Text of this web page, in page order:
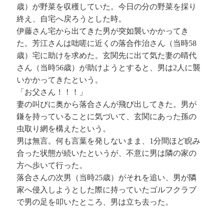
歳）が野菜を収穫していた。今日の分の野菜を採り
終え、自宅へ戻ろうとした時。
伊藤さん宅から出てきた男が突如襲いかかってき
た。芳江さんは咄嗟に近くの落合作治さん（当時58
歳）宅に助けを求めた。玄関先に出て気た妻の晴代
さん（当時56歳）が助けようとすると、男は2人に襲
いかかってきたという。
「お父さん！！！」
妻の叫びに奥から落合さんが飛び出してきた。男が
鎌を持っていることに気づいて、玄関にあった孫の
虫取り網を構えたという。
男は無言。何も言葉を発しないまま、1分間ほど睨み
合った状態が続いたというが、不意に男は隣の家の
方へ歩いて行った。
落合さんの次男（当時25歳）がそれを追い、男が隣
家へ侵入しようとした際に持っていたゴルフクラブ
で男の足を叩いたところ、男は立ち去った。